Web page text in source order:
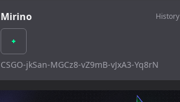
Mirino History
CSGO-jkSan-MGCz8-vZ9mB-vJxA3-Yq8rN